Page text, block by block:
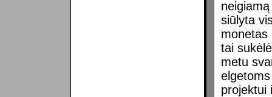
siūlyta
monetas
tai
metu
projektui